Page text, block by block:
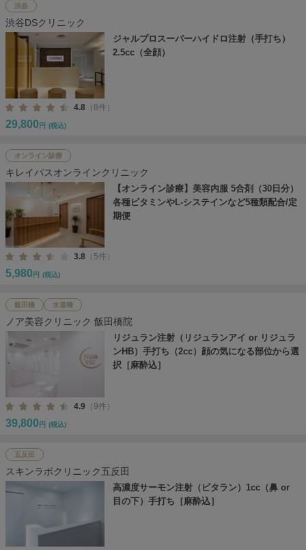
渋谷
渋谷DSクリニック
ジャルプロスーパーハイドロ注射（手打ち）
2.5cc（全顔）
4.8 （8件）
29,800 円 (税込)
オンライン診療
キレイパスオンラインクリニック
【オンライン診療】美容内服 5合剤（30日分）
各種ビタミンやL-システインなど5種類配合/定
期便
3.8 （5件）
5,980 円 (税込)
飯田橋 水道橋
ノア美容クリニック 飯田橋院
リジュラン注射（リジュランアイ or リジュラ
ンHB）手打ち（2cc）顔の気になる部位から選
択［麻酔込］
4.9 （9件）
39,800 円 (税込)
五反田
スキンラボクリニック五反田
高濃度サーモン注射（ビタラン）1cc（鼻 or
目の下）手打ち［麻酔込］